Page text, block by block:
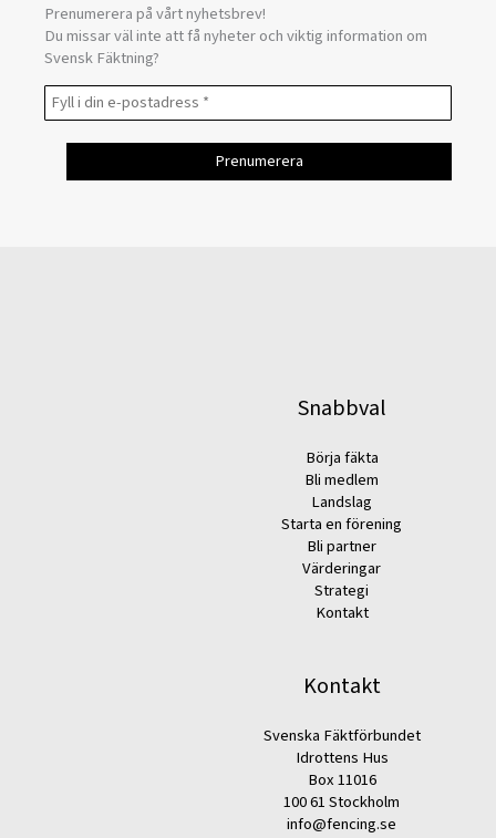
Prenumerera på vårt nyhetsbrev!
Du missar väl inte att få nyheter och viktig information om
Svensk Fäktning?
Snabbval
Börja fäkta
Bli medlem
Landslag
Starta en förening
Bli partner
Värderingar
Strategi
Kontakt
Kontakt
Svenska Fäktförbundet
Idrottens Hus
Box 11016
100 61 Stockholm
info@fencing.se